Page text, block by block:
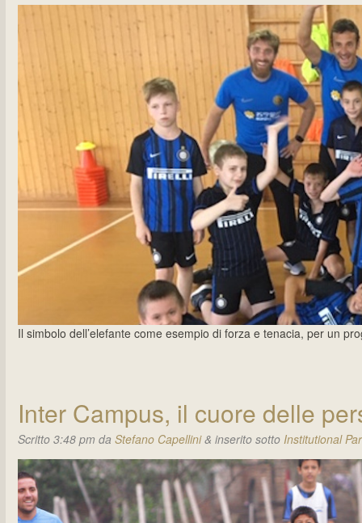
Il simbolo dell’elefante come esempio di forza e tenacia, per un
Inter Campus, il cuore delle
Scritto 3:48 pm da Stefano Capellini & inserito sotto Institutional